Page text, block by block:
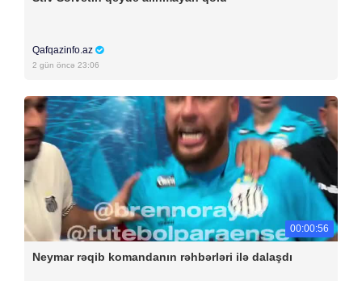
Qafqazinfo.az
2 gün öncə 23:06
00:00:56
Neymar rəqib komandanın rəhbərləri ilə dalaşdı